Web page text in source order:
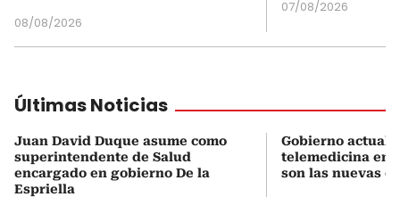
08/08/2026
07/08/2026
Últimas Noticias
Juan David Duque asume como
superintendente de Salud
encargado en gobierno De la
Espriella
Gobierno
telemedicina en
son las nuevas